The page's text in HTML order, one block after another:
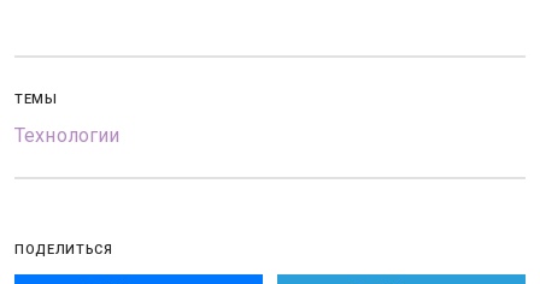
ТЕМЫ
Технологии
ПОДЕЛИТЬСЯ